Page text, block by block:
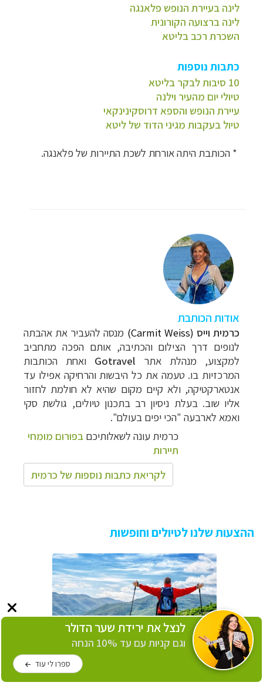
לינה בעיירת הנופש פלאנגה
לינה ברצועה הקורונית
השכרת רכב בליטא
כתבות נוספות
10 סיבות לבקר בליטא
טיולי יום מהעיר וילנה
עיירת הנופש והספא דרוסקינינקאי
טיול בעקבות מגיני הדוד של ליטא
* הכותבת היתה אורחת לשכת התיירות של פלאנגה.
אודות הכותבת
כרמית וייס (Carmit Weiss)
מנסה להעביר את אהבתה
לנופים דרך הצילום והכתיבה, אותם הפכה מתחביב
למקצוע, מנהלת אתר Gotravel
ואחת הכותבות
המרכזיות בו. טעמה את כל היבשות והרחיקה אפילו עד
אנטארקטיקה, ולא קיים מקום שהיא לא חולמת לחזור
אליו שוב. בעלת ניסיון רב בתכנון טיולים, גולשת סקי
ואמא לארבעה "הכי יפים בעולם".
כרמית עונה לשאלותיכם בפורום מומחי
תיירות
לקריאת כתבות נוספות של כרמית
ההצעות שלנו לטיולים וחופשות
לחץ לפרטים
לנצל את ירידת שער הדולר
וגם קניות עם עד 10% הנחה
ספרו לי עוד